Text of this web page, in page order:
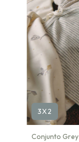
3X2
Conjunto Grey